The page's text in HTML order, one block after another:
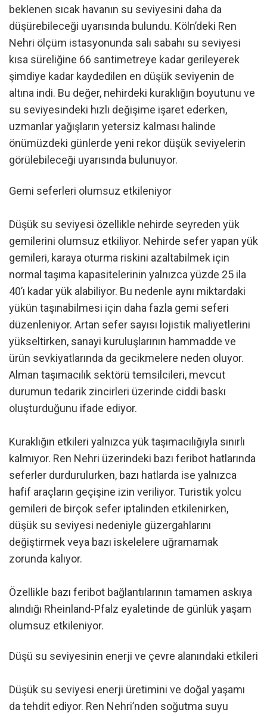
beklenen sıcak havanın su seviyesini daha da
düşürebileceği uyarısında bulundu. Köln’deki Ren
Nehri ölçüm istasyonunda salı sabahı su seviyesi
kısa süreliğine 66 santimetreye kadar gerileyerek
şimdiye kadar kaydedilen en düşük seviyenin de
altına indi. Bu değer, nehirdeki kuraklığın boyutunu ve
su seviyesindeki hızlı değişime işaret ederken,
uzmanlar yağışların yetersiz kalması halinde
önümüzdeki günlerde yeni rekor düşük seviyelerin
görülebileceği uyarısında bulunuyor.
Gemi seferleri olumsuz etkileniyor
Düşük su seviyesi özellikle nehirde seyreden yük
gemilerini olumsuz etkiliyor. Nehirde sefer yapan yük
gemileri, karaya oturma riskini azaltabilmek için
normal taşıma kapasitelerinin yalnızca yüzde 25 ila
40’ı kadar yük alabiliyor. Bu nedenle aynı miktardaki
yükün taşınabilmesi için daha fazla gemi seferi
düzenleniyor. Artan sefer sayısı lojistik maliyetlerini
yükseltirken, sanayi kuruluşlarının hammadde ve
ürün sevkiyatlarında da gecikmelere neden oluyor.
Alman taşımacılık sektörü temsilcileri, mevcut
durumun tedarik zincirleri üzerinde ciddi baskı
oluşturduğunu ifade ediyor.
Kuraklığın etkileri yalnızca yük taşımacılığıyla sınırlı
kalmıyor. Ren Nehri üzerindeki bazı feribot hatlarında
seferler durdurulurken, bazı hatlarda ise yalnızca
hafif araçların geçişine izin veriliyor. Turistik yolcu
gemileri de birçok sefer iptalinden etkilenirken,
düşük su seviyesi nedeniyle güzergahlarını
değiştirmek veya bazı iskelelere uğramamak
zorunda kalıyor.
Özellikle bazı feribot bağlantılarının tamamen askıya
alındığı Rheinland-Pfalz eyaletinde de günlük yaşam
olumsuz etkileniyor.
Düşü su seviyesinin enerji ve çevre alanındaki etkileri
Düşük su seviyesi enerji üretimini ve doğal yaşamı
da tehdit ediyor. Ren Nehri’nden soğutma suyu